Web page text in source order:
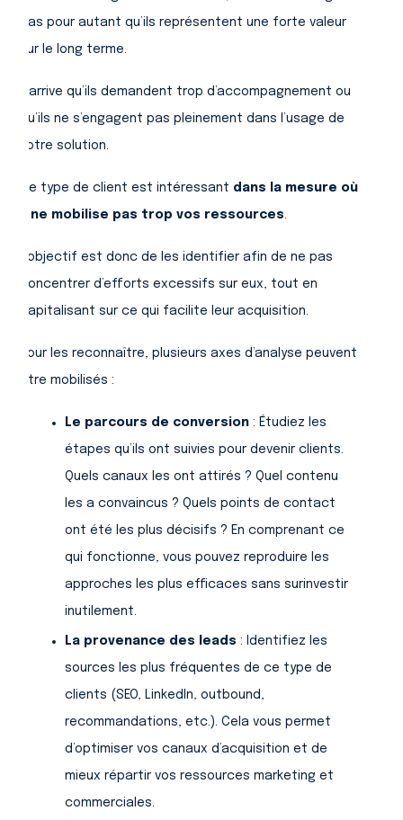
pas pour autant qu’ils représentent une forte valeur
sur le long terme.
Il arrive qu’ils demandent trop d’accompagnement ou
qu’ils ne s’engagent pas pleinement dans l’usage de
votre solution.
Ce type de client est intéressant dans la mesure où
il ne mobilise pas trop vos ressources
L’objectif est donc de les identifier afin de ne pas
concentrer d’efforts excessifs sur eux, tout en
capitalisant sur ce qui facilite leur acquisition.
Pour les reconnaître, plusieurs axes d’analyse peuvent
être mobilisés :
Le parcours de conversion : Étudiez les
étapes qu’ils ont suivies pour devenir clients.
Quels canaux les ont attirés ? Quel contenu
les a convaincus ? Quels points de contact
ont été les plus décisifs ? En comprenant ce
qui fonctionne, vous pouvez reproduire les
approches les plus efficaces sans surinvestir
inutilement.
La provenance des leads : Identifiez les
sources les plus fréquentes de ce type de
clients (SEO, LinkedIn, outbound,
recommandations, etc.). Cela vous permet
d’optimiser vos canaux d’acquisition et de
mieux répartir vos ressources marketing et
commerciales.